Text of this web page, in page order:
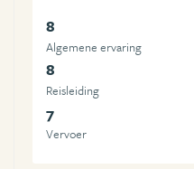
8
Algemene ervaring
8
Reisleiding
7
Vervoer